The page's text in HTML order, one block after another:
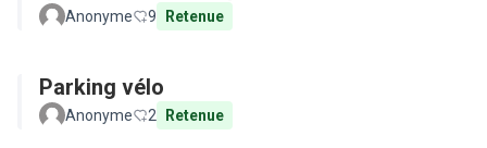
Anonyme 9 Retenue
Parking vélo
Anonyme 2 Retenue